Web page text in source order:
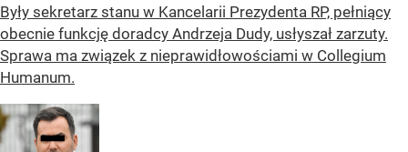
Były sekretarz stanu w Kancelarii Prezydenta RP, pełniący
obecnie funkcję doradcy Andrzeja Dudy, usłyszał zarzuty.
Sprawa ma związek z nieprawidłowościami w Collegium
Humanum.